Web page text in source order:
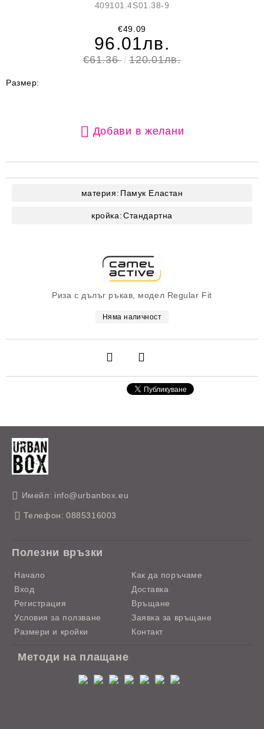
Риза с дълъг ръкав, модел Regular Fit
Няма наличност
409101.4S01.38-9
€49.09
96.01лв.
€61.36 120.01лв.
Размер:
Добави в желани
материя: Памук Еластан
кройка:Стандартна
Имейл: info@urbanbox.eu
Телефон: 0885316003
Полезни връзки
Начало
Вход
Регистрация
Условия за ползване
Размери и кройки
Как да поръчаме
Доставка
Връщане
Заявка за връщане
Контакт
Методи на плащане